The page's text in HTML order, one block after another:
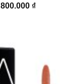
800.000 ₫